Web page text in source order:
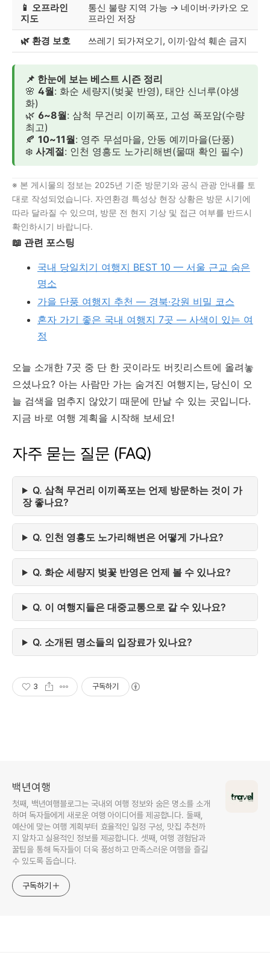
📱 오프라인
지도
통신 불량 지역 가능 → 네이버·카카오 오
프라인 저장
🌿 환경 보호
쓰레기 되가져오기, 이끼·암석 훼손 금지
📌 한눈에 보는 베스트 시즌 정리
🌸 4월: 화순 세량지(벚꽃 반영), 태안 신너루(야생
화)
🌿 6~8월: 삼척 무건리 이끼폭포, 고성 폭포암(수량
최고)
🍂 10~11월: 영주 무섬마을, 안동 예끼마을(단풍)
❄️ 사계절: 인천 영흥도 노가리해변(물때 확인 필수)
※ 본 게시물의 정보는 2025년 기준 방문기와 공식 관광 안내를 토
대로 작성되었습니다. 자연환경 특성상 현장 상황은 방문 시기에
따라 달라질 수 있으며, 방문 전 현지 기상 및 접근 여부를 반드시
확인하시기 바랍니다.
📖 관련 포스팅
국내 당일치기 여행지 BEST 10 — 서울 근교 숨은
명소
가을 단풍 여행지 추천 — 경북·강원 비밀 코스
혼자 가기 좋은 국내 여행지 7곳 — 사색이 있는 여
정
오늘 소개한 7곳 중 단 한 곳이라도 버킷리스트에 올려놓
으셨나요? 아는 사람만 가는 숨겨진 여행지는, 당신이 오
늘 검색을 멈추지 않았기 때문에 만날 수 있는 곳입니다.
지금 바로 여행 계획을 시작해 보세요!
자주 묻는 질문 (FAQ)
Q. 삼척 무건리 이끼폭포는 언제 방문하는 것이 가
장 좋나요?
Q. 인천 영흥도 노가리해변은 어떻게 가나요?
Q. 화순 세량지 벚꽃 반영은 언제 볼 수 있나요?
Q. 이 여행지들은 대중교통으로 갈 수 있나요?
Q. 소개된 명소들의 입장료가 있나요?
3 구독하기
백년여행
첫째, 백년여행블로그는 국내외 여행 정보와 숨은 명소를 소개
하며 독자들에게 새로운 여행 아이디어를 제공합니다. 둘째,
예산에 맞는 여행 계획부터 효율적인 일정 구성, 맛집 추천까
지 알차고 실용적인 정보를 제공합니다. 셋째, 여행 경험담과
꿀팁을 통해 독자들이 더욱 풍성하고 만족스러운 여행을 즐길
수 있도록 돕습니다.
구독하기